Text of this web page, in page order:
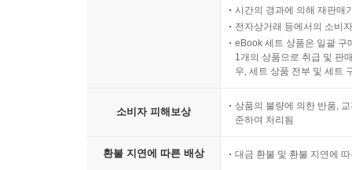
시간의 경과에 의해 재판매
전자상거래 등에서의 소비
eBook 세트 상품은 일괄 구
1개의 상품으로 취급 및 판
우, 세트 상품 전부 및 세트
소비자 피해보상
상품의 불량에 의한 반품,
준하여 처리됨
환불 지연에 따른 배상 대금 환불 및 환불 지연에